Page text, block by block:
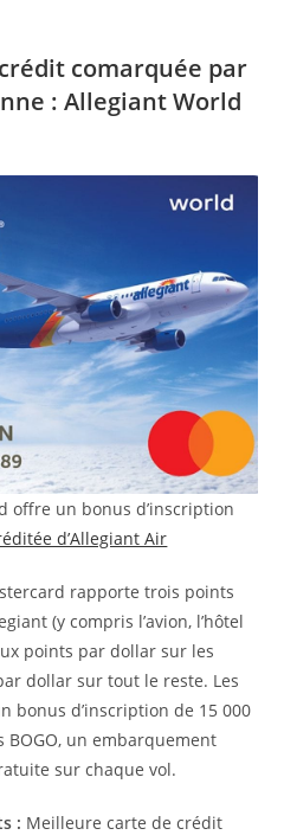
comarquée par
: Allegiant World
offre un bonus d’inscription
d’Allegiant Air
rapporte trois points
(y compris l’avion, l’hôtel
points par dollar sur les
dollar sur tout le reste. Les
bonus d’inscription de 15 000
BOGO, un embarquement
sur chaque vol.
: Meilleure carte de crédit